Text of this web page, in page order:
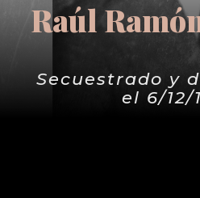
Raúl
Secuestrado y
el 6/12/